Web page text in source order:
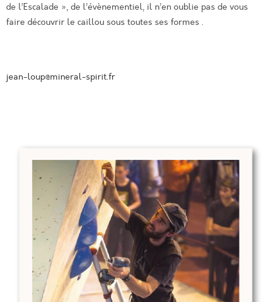
de l’Escalade », de l’évènementiel, il n’en oublie pas de vous
faire découvrir le caillou sous toutes ses formes .
jean-loup@mineral-spirit.fr